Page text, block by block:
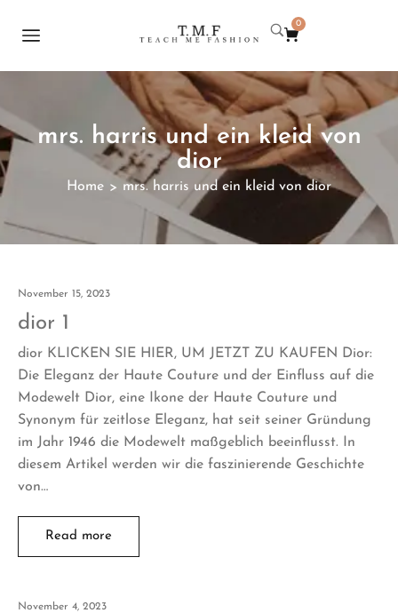
0
mrs. harris und ein kleid von
dior
Home > mrs. harris und ein kleid von dior
November 15, 2023
dior 1
dior KLICKEN SIE HIER, UM JETZT ZU KAUFEN Dior:
Die Eleganz der Haute Couture und der Einfluss auf die
Modewelt Dior, eine Ikone der Haute Couture und
Synonym für zeitlose Eleganz, hat seit seiner Gründung
im Jahr 1946 die Modewelt maßgeblich beeinflusst. In
diesem Artikel werden wir die faszinierende Geschichte
von…
Read more
November 4, 2023